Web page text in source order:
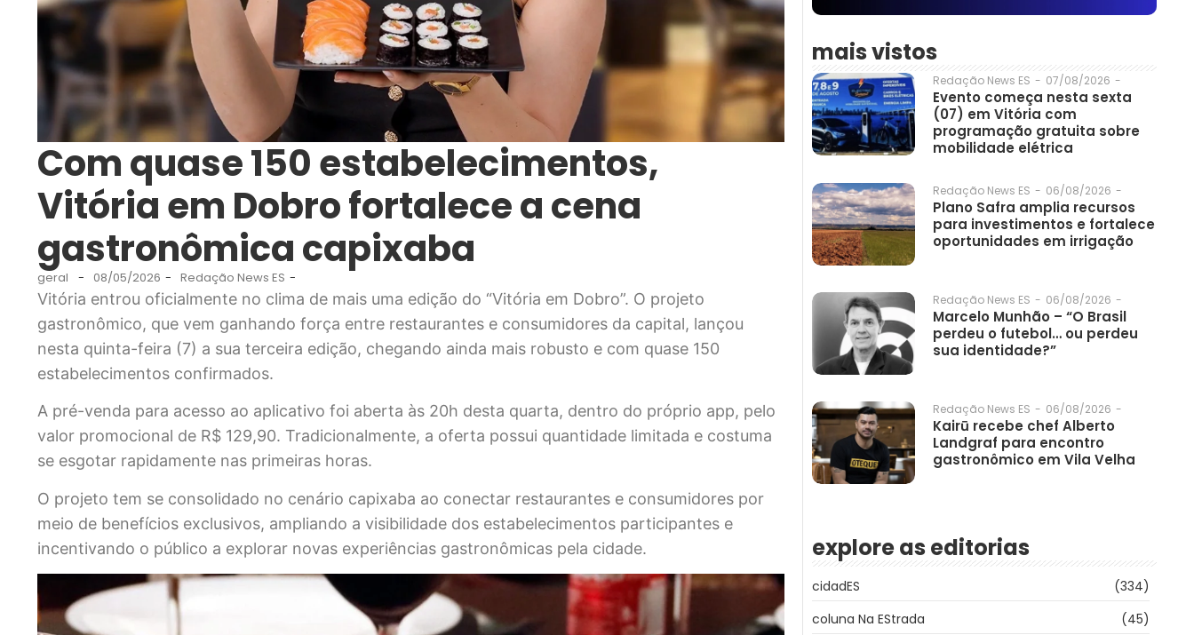
Com quase 150 estabelecimentos,
Vitória em Dobro fortalece a cena
gastronômica capixaba
geral - 08/05/2026 - Redação News ES -
Vitória entrou oficialmente no clima de mais uma edição do “Vitória em Dobro”. O projeto
gastronômico, que vem ganhando força entre restaurantes e consumidores da capital, lançou
nesta quinta-feira (7) a sua terceira edição, chegando ainda mais robusto e com quase 150
estabelecimentos confirmados.
A pré-venda para acesso ao aplicativo foi aberta às 20h desta quarta, dentro do próprio app, pelo
valor promocional de R$ 129,90. Tradicionalmente, a oferta possui quantidade limitada e costuma
se esgotar rapidamente nas primeiras horas.
O projeto tem se consolidado no cenário capixaba ao conectar restaurantes e consumidores por
meio de benefícios exclusivos, ampliando a visibilidade dos estabelecimentos participantes e
incentivando o público a explorar novas experiências gastronômicas pela cidade.
mais vistos
Redação News ES - 07/08/2026 -
Evento começa nesta sexta
(07) em Vitória com
programação gratuita sobre
mobilidade elétrica
Redação News ES - 06/08/2026 -
Plano Safra amplia recursos
para investimentos e fortalece
oportunidades em irrigação
Redação News ES - 06/08/2026 -
Marcelo Munhão – “O Brasil
perdeu o futebol… ou perdeu
sua identidade?”
Redação News ES - 06/08/2026 -
Kairū recebe chef Alberto
Landgraf para encontro
gastronômico em Vila Velha
explore as editorias
cidadES
(334)
coluna Na EStrada
(45)